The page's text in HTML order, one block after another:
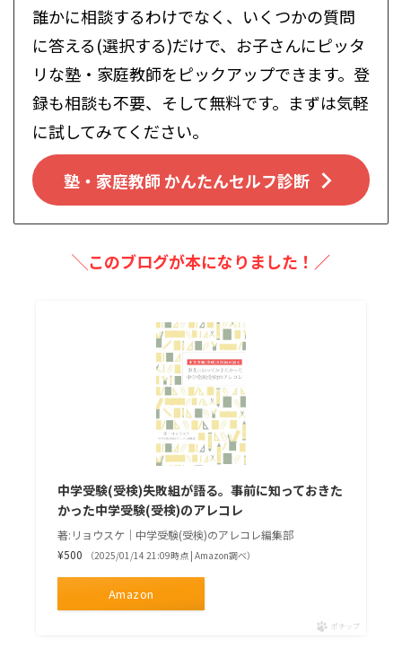
誰かに相談するわけでなく、いくつかの質問
に答える(選択する)だけで、お子さんにピッタ
リな塾・家庭教師をピックアップできます。登
録も相談も不要、そして無料です。まずは気軽
に試してみてください。
塾・家庭教師 かんたんセルフ診断
╲このブログが本になりました！／
中学受験(受検)失敗組が語る。事前に知っておきた
かった中学受験(受検)のアレコレ
著:リョウスケ｜中学受験(受検)のアレコレ編集部
¥500
（2025/01/14 21:09時点 | Amazon調べ）
Amazon
ポチップ